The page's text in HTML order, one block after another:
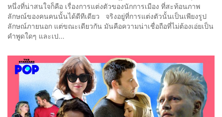
หนึ่งที่น่าสนใจก็คือ เรื่องการแต่งตัวของนักการเมือง ที่สะท้อนภาพ
ลักษณ์ของคนคนนั้นได้ดีทีเดียว จริงอยู่ที่การแต่งตัวนั้นเป็นเพียงรูป
ลักษณ์ภายนอก แต่ขณะเดียวกัน มันคือความน่าเชื่อถือที่ไม่ต้องเอ่ยเป็น
คำพูดใดๆ และเป...